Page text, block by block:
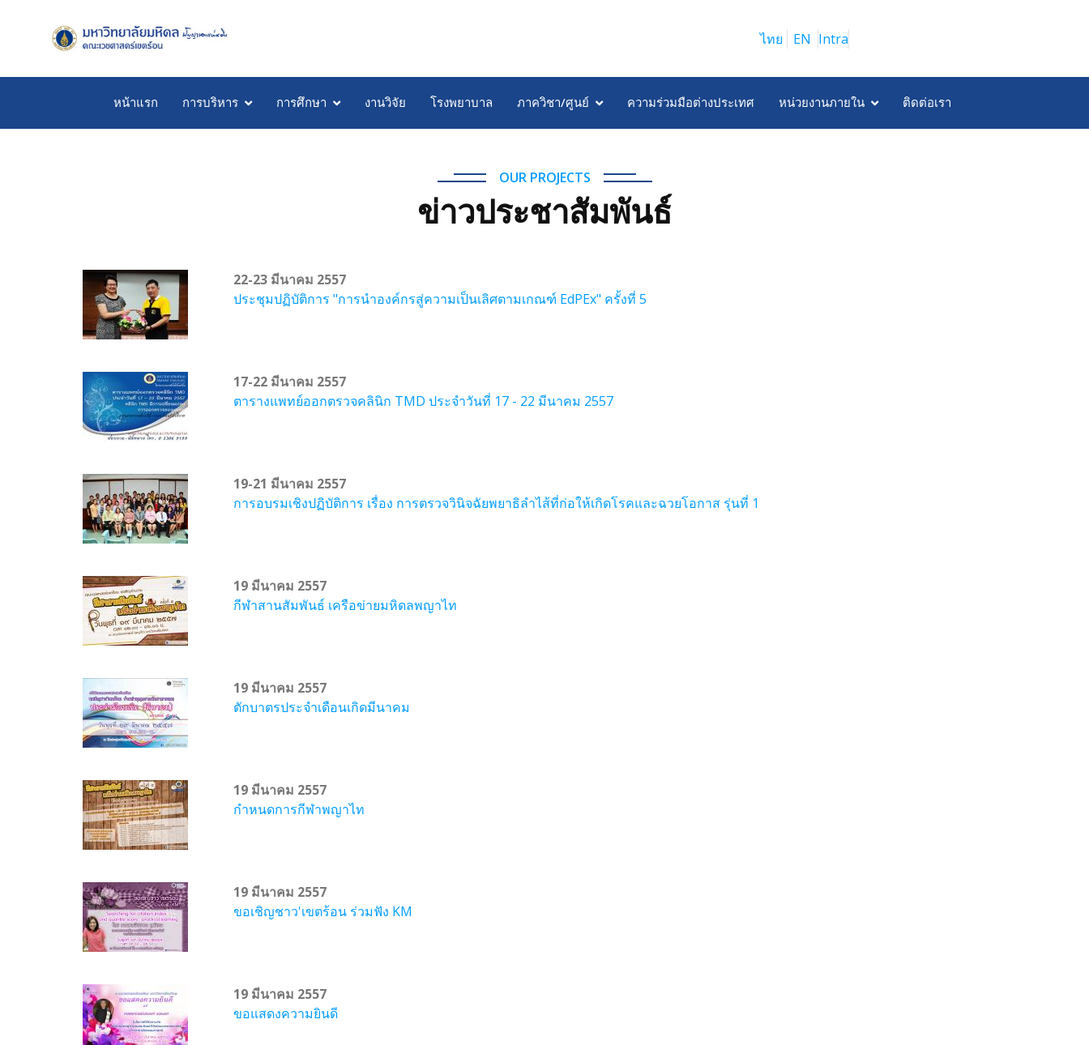
ไทย EN Intra
หน้าแรก การบริหาร การศึกษา งานวิจัย โรงพยาบาล ภาควิชา/ศูนย์ ความร่วมมือต่างประเทศ หน่วยงานภายใน ติดต่อเรา
OUR PROJECTS
ข่าวประชาสัมพันธ์
22-23 มีนาคม 2557
ประชุมปฏิบัติการ "การนำองค์กรสู่ความเป็นเลิศตามเกณฑ์ EdPEx" ครั้งที่ 5
17-22 มีนาคม 2557
ตารางแพทย์ออกตรวจคลินิก TMD ประจำวันที่ 17 - 22 มีนาคม 2557
19-21 มีนาคม 2557
การอบรมเชิงปฏิบัติการ เรื่อง การตรวจวินิจฉัยพยาธิลำไส้ที่ก่อให้เกิดโรคและฉวยโอกาส รุ่นที่ 1
19 มีนาคม 2557
กีฬาสานสัมพันธ์ เครือข่ายมหิดลพญาไท
19 มีนาคม 2557
ตักบาตรประจำเดือนเกิดมีนาคม
19 มีนาคม 2557
กำหนดการกีฬาพญาไท
19 มีนาคม 2557
ขอเชิญชาว'เขตร้อน ร่วมฟัง KM
19 มีนาคม 2557
ขอแสดงความยินดี